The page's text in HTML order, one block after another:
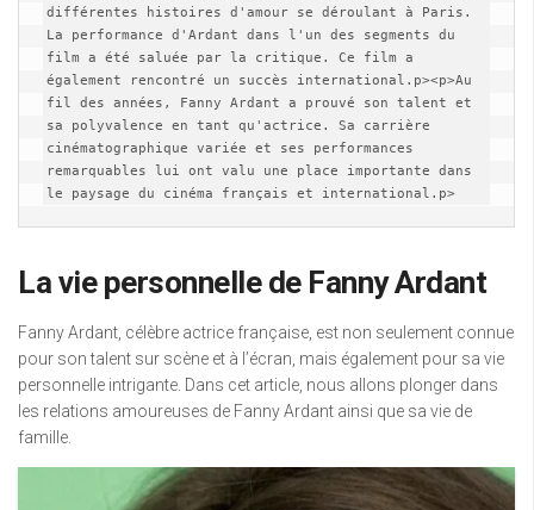
différentes histoires d'amour se déroulant à Paris.
La performance d'Ardant dans l'un des segments du
film a été saluée par la critique. Ce film a
également rencontré un succès international.p><p>Au
fil des années, Fanny Ardant a prouvé son talent et
sa polyvalence en tant qu'actrice. Sa carrière
cinématographique variée et ses performances
remarquables lui ont valu une place importante dans
le paysage du cinéma français et international.p>
La vie personnelle de Fanny Ardant
Fanny Ardant, célèbre actrice française, est non seulement connue
pour son talent sur scène et à l’écran, mais également pour sa vie
personnelle intrigante. Dans cet article, nous allons plonger dans
les relations amoureuses de Fanny Ardant ainsi que sa vie de
famille.